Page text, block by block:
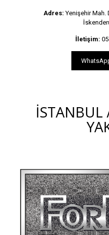
Adres: Yenişehir Mah.
İletişim: